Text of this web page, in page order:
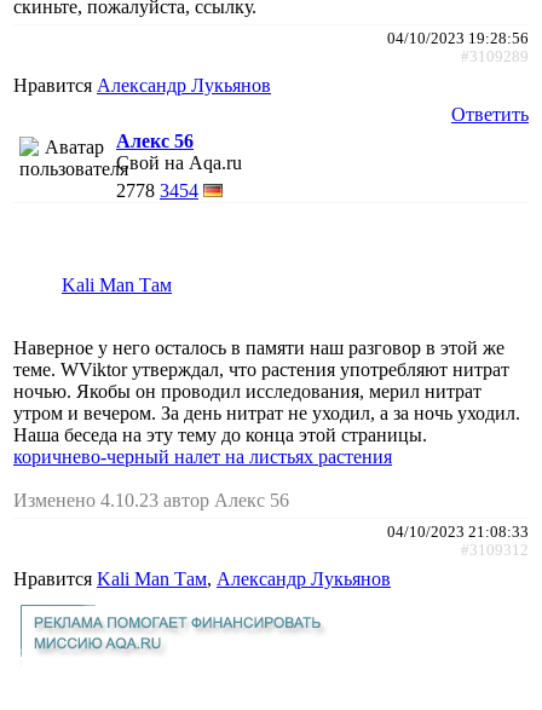
скиньте, пожалуйста, ссылку.
04/10/2023 19:28:56
#3109289
Нравится Александр Лукьянов
Ответить
Алекс 56
Свой на Aqa.ru
2778 3454
Kali Man Там
Наверное у него осталось в памяти наш разговор в этой же
теме. WViktor утверждал, что растения употребляют нитрат
ночью. Якобы он проводил исследования, мерил нитрат
утром и вечером. За день нитрат не уходил, а за ночь уходил.
Наша беседа на эту тему до конца этой страницы.
коричнево-черный налет на листьях растения
Изменено 4.10.23 автор Алекс 56
04/10/2023 21:08:33
#3109312
Нравится Kali Man Там, Александр Лукьянов